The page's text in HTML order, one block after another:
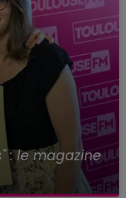
: le magazine